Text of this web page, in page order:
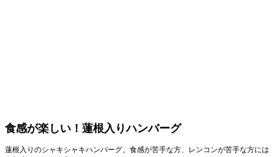
食感が楽しい！蓮根入りハンバーグ
蓮根入りのシャキシャキハンバーグ。食感が苦手な方、レンコンが苦手な方には